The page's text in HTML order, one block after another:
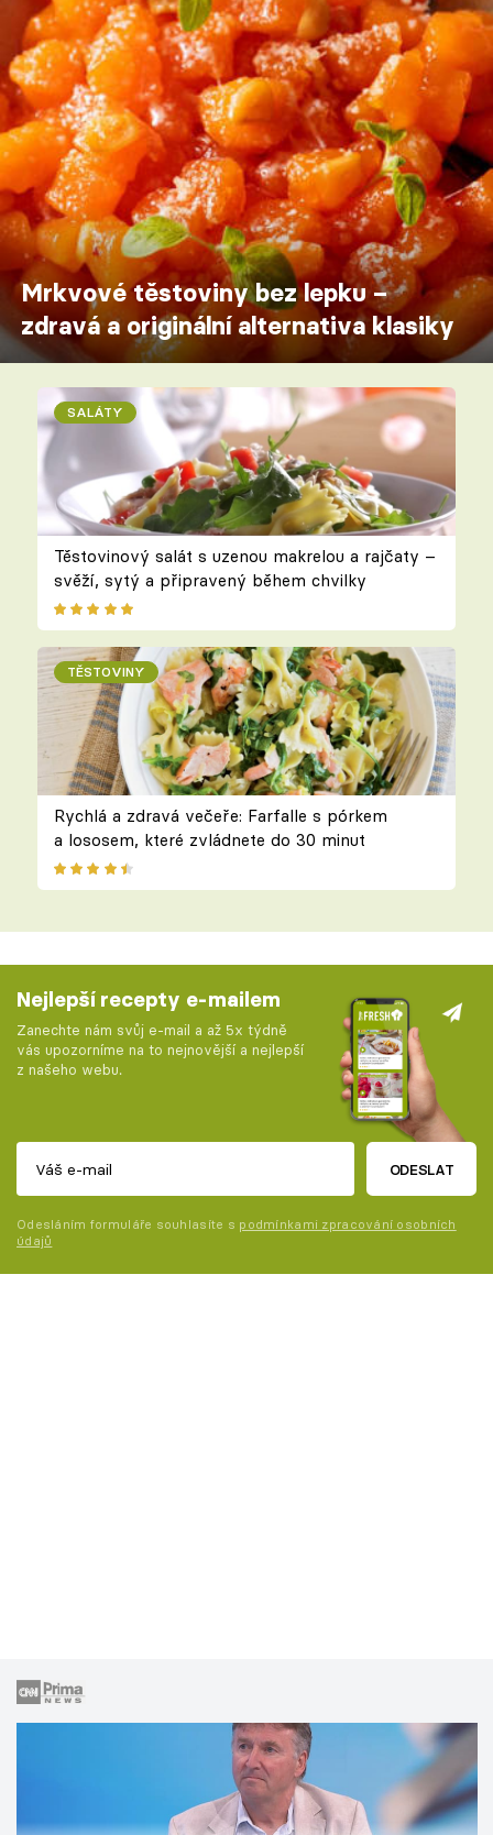
Mrkvové těstoviny bez lepku –
zdravá a originální alternativa klasiky
SALÁTY
Těstovinový salát s uzenou makrelou a rajčaty –
svěží, sytý a připravený během chvilky
TĚSTOVINY
Rychlá a zdravá večeře: Farfalle s pórkem
a lososem, které zvládnete do 30 minut
Nejlepší recepty e-mailem
Zanechte nám svůj e-mail a až 5x týdně
vás upozorníme na to nejnovější a nejlepší
z našeho webu.
ODESLAT
Odesláním formuláře souhlasíte s podmínkami zpracování osobních
údajů